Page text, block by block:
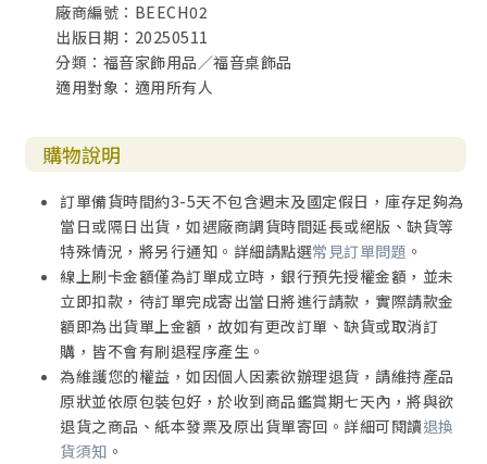
廠商編號：BEECH02
出版日期：20250511
分類：福音家飾用品／福音桌飾品
適用對象：適用所有人
購物說明
訂單備貨時間約3-5天不包含週末及國定假日，庫存足夠為
當日或隔日出貨，如遇廠商調貨時間延長或絕版、缺貨等
特殊情況，將另行通知。詳細請點選常見訂單問題 。
線上刷卡金額僅為訂單成立時，銀行預先授權金額，並未
立即扣款，待訂單完成寄出當日將進行請款，實際請款金
額即為出貨單上金額，故如有更改訂單、缺貨或取消訂
購，皆不會有刷退程序產生。
為維護您的權益，如因個人因素欲辦理退貨，請維持產品
原狀並依原包裝包好，於收到商品鑑賞期七天內，將與欲
退貨之商品、紙本發票及原出貨單寄回。詳細可閱讀退換
貨須知 。